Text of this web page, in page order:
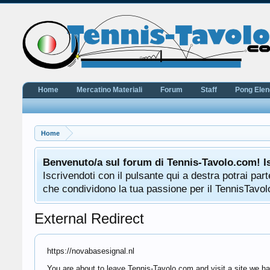
Home
Benvenuto/a sul forum di Tennis-Tavolo.com!
Iscrivendoti con il pulsante qui a destra potrai
che condividono la tua passione per il
External Redirect
https://novabasesignal.nl
Home Mercatino Materiali Forum Staff Pong